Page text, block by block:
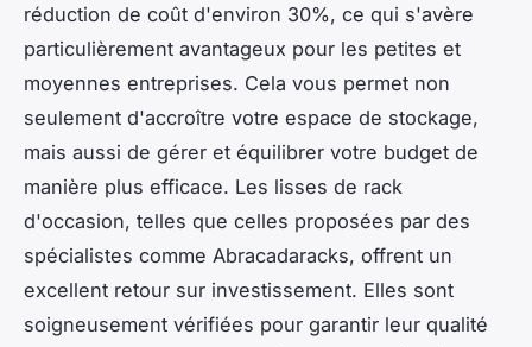
réduction de coût d'environ 30%, ce qui s'avère
particulièrement avantageux pour les petites et
moyennes entreprises. Cela vous permet non
seulement d'accroître votre espace de stockage,
mais aussi de gérer et équilibrer votre budget de
manière plus efficace. Les lisses de rack
d'occasion, telles que celles proposées par des
spécialistes comme Abracadaracks, offrent un
excellent retour sur investissement. Elles sont
soigneusement vérifiées pour garantir leur qualité